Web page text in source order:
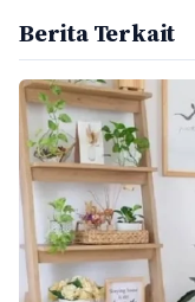
Berita Terkait